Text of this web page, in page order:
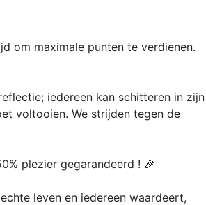
om maximale punten te verdienen.
iedereen kan schitteren in zijn
voltooien. We strijden tegen de
plezier gegarandeerd ! 🎉
leven en iedereen waardeert,